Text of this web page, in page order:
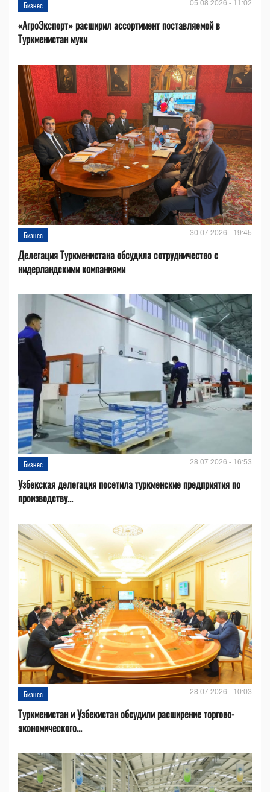
Бизнес 05.08.2026 - 11:02
«АгроЭкспорт» расширил ассортимент поставляемой в
Туркменистан муки
Бизнес 30.07.2026 - 19:45
Делегация Туркменистана обсудила сотрудничество с
нидерландскими компаниями
Бизнес 28.07.2026 - 16:53
Узбекская делегация посетила туркменские предприятия по
производству...
Бизнес 28.07.2026 - 10:03
Туркменистан и Узбекистан обсудили расширение торгово-
экономического...